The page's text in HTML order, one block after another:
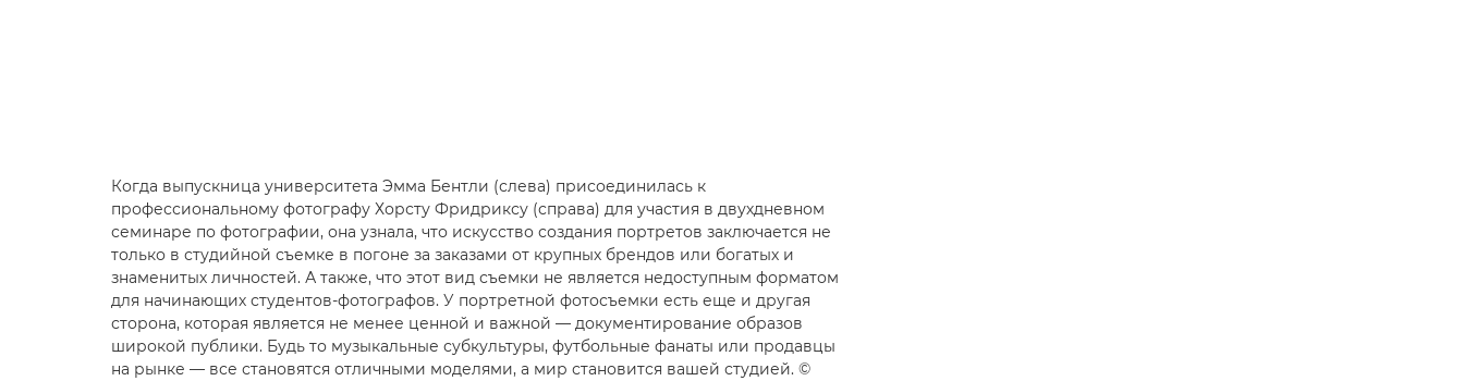
Когда выпускница университета Эмма Бентли (слева) присоединилась к
профессиональному фотографу Хорсту Фридриксу (справа) для участия в двухдневном
семинаре по фотографии, она узнала, что искусство создания портретов заключается не
только в студийной съемке в погоне за заказами от крупных брендов или богатых и
знаменитых личностей. А также, что этот вид съемки не является недоступным форматом
для начинающих студентов-фотографов. У портретной фотосъемки есть еще и другая
сторона, которая является не менее ценной и важной — документирование образов
широкой публики. Будь то музыкальные субкультуры, футбольные фанаты или продавцы
на рынке — все становятся отличными моделями, а мир становится вашей студией. ©